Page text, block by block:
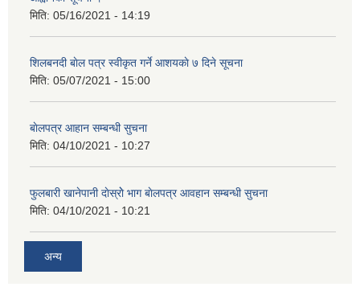
मिति: 05/16/2021 - 14:19
शिलबनदी बाेल पत्र स्वीकृत गर्ने आशयकाे ७ दिने सूचना
मिति: 05/07/2021 - 15:00
बाेलपत्र आहान सम्बन्धी सुचना
मिति: 04/10/2021 - 10:27
फुलबारी खानेपानी दाेस्राेे भाग बाेलपत्र आवहान सम्बन्धी सुचना
मिति: 04/10/2021 - 10:21
अन्य